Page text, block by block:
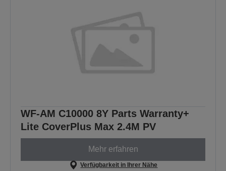
WF-AM C10000 8Y Parts Warranty+
Lite CoverPlus Max 2.4M PV
Mehr erfahren
Verfügbarkeit in Ihrer Nähe